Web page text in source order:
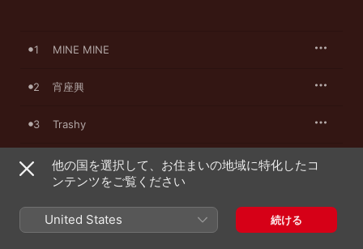
1 MINE MINE
2 宵座興
3 Trashy
4 ワガママOnly Mine
うらたぬき
他の国を選択して、お住まいの地域に特化したコ
ンテンツをご覧ください
United States 続ける